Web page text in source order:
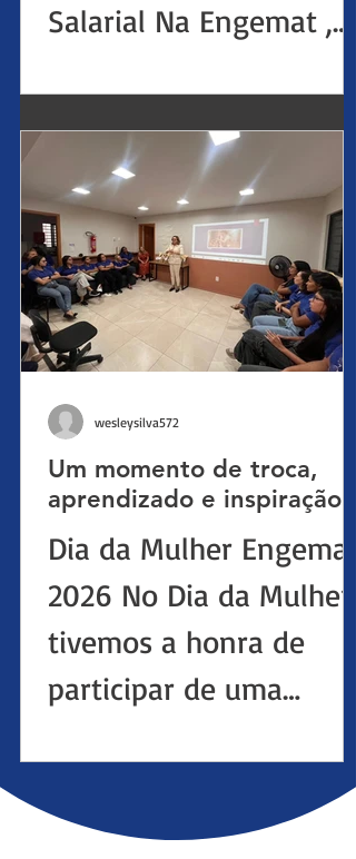
Salarial Na Engemat ,
alicerce para um
ambiente de trabalho
justo e produtivo. Em
conformidade com as
exigências legais,
compartilhamos os
resultados do nosso
Relatório de
Transparência e
Igualdade Salarial
referente ao 1º
Semestre de 2026 , com
31 de dezembro de
2025. Com um quadro
Um momento de troca,
aprendizado e inspiração.
Dia da Mulher Engemat
2026 No Dia da Mulher,
tivemos a honra de
participar de uma
por Izabel Pinheiro,
wesleysilva572